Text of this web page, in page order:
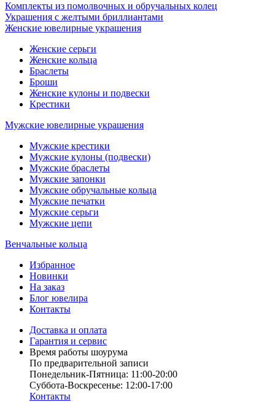
Комплекты из помолвочных и обручальных колец
Украшения с желтыми бриллиантами
Женские ювелирные украшения
Женские серьги
Женские кольца
Браслеты
Броши
Женские кулоны и подвески
Крестики
Мужские ювелирные украшения
Мужские крестики
Мужские кулоны (подвески)
Мужские браслеты
Мужские запонки
Мужские обручальные кольца
Мужские печатки
Мужские серьги
Мужские цепи
Венчальные кольца
Избранное
Новинки
На заказ
Блог ювелира
Контакты
Доставка и оплата
Гарантия и сервис
Время работы шоурума
По предварительной записи
Понедельник-Пятница: 11:00-20:00
Суббота-Bоcкресенье: 12:00-17:00
Контакты